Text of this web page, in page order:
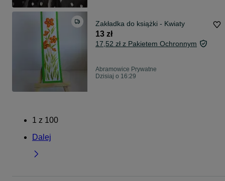
Zakładka do książki - Kwiaty
13 zł
17,52 zł z Pakietem Ochronnym
Abramowice Prywatne
Dzisiaj o 16:29
1 z 100
Dalej